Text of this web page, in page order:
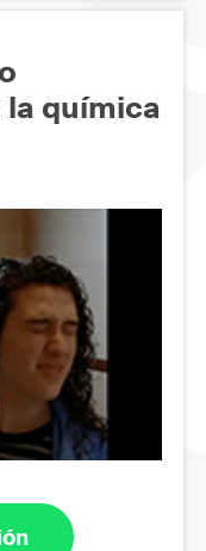
la química